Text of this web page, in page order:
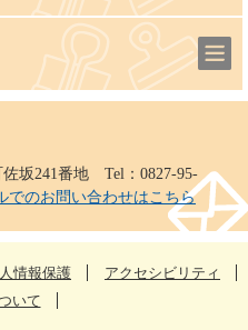
坂241番地 Tel：0827-95-
でのお問い合わせはこちら
情報保護
アクセシビリティ
いて